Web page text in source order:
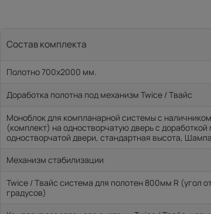
Состав комплекта
Полотно 700x2000 мм.
Доработка полотна под механизм Twice / Твайс
Моноблок для компланарной системы с
(комплект) на одностворчатую дверь с доработкой
одностворчатой двери, стандартная высота,
Механизм стабилизации
Twice / Твайс система для полотен 800мм R (угол
градусов)